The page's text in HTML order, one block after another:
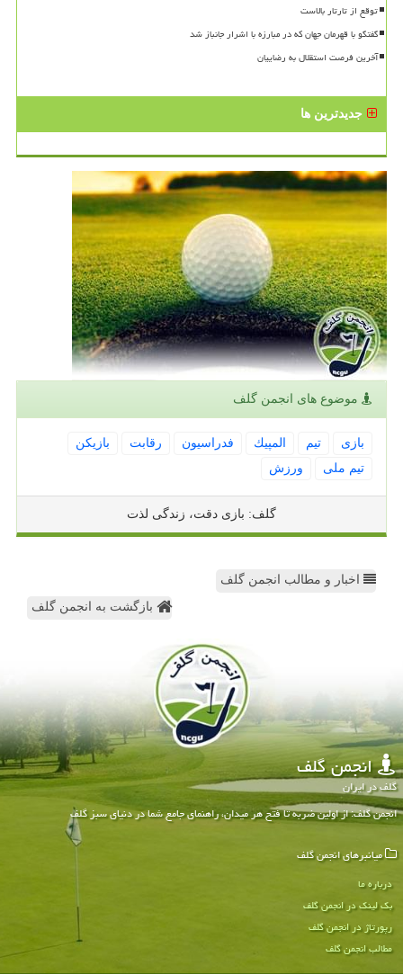
توقع از تارتار بالاست
گفتگو با قهرمان جهان که در مبارزه با اشرار جانباز شد
آخرین فرصت استقلال به رضاییان
جدیدترین ها
موضوع های انجمن گلف
بازی تیم المپیك فدراسیون رقابت
بازیكن
تیم ملی
ورزش
گلف: بازی دقت، زندگی لذت
اخبار و مطالب انجمن گلف
بازگشت به انجمن گلف
انجمن گلف
گلف در ایران
انجمن گلف: از اولین ضربه تا فتح هر میدان، راهنمای جامع شما در دنیای سبز گلف
میانبرهای انجمن گلف
درباره ما
بک لینک در انجمن گلف
رپورتاژ در انجمن گلف
مطالب انجمن گلف